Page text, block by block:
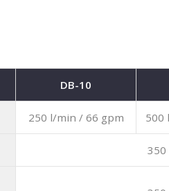
DB-10
250 l/min / 66 gpm 500
350